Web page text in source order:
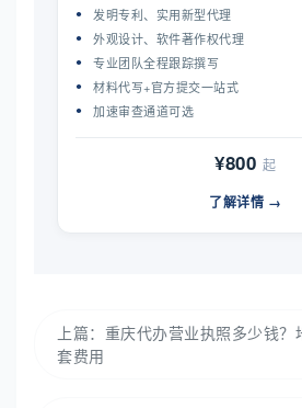
发明专利、实用新型代理
外观设计、软件著作权代理
专业团队全程跟踪撰写
材料代写+官方提交一站式
加速审查通道可选
¥800 起
了解详情 →
上篇： 重庆代办营业执照多少钱？
套费用